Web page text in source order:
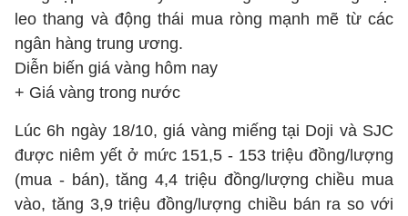
leo thang và động thái mua ròng mạnh mẽ từ các
ngân hàng trung ương.
Diễn biến giá vàng hôm nay
+ Giá vàng trong nước
Lúc 6h ngày 18/10, giá vàng miếng tại Doji và SJC
được niêm yết ở mức 151,5 - 153 triệu đồng/lượng
(mua - bán), tăng 4,4 triệu đồng/lượng chiều mua
vào, tăng 3,9 triệu đồng/lượng chiều bán ra so với